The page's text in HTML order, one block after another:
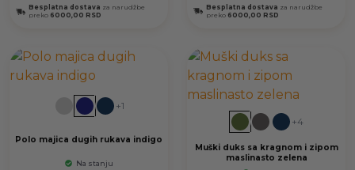
Besplatna dostava za narudžbe
preko 6000,00 RSD
Besplatna dostava za narudžbe
preko 6000,00 RSD
+1
Polo majica dugih rukava indigo
Na stanju
+4
Muški duks sa kragnom i zipom
maslinasto zelena